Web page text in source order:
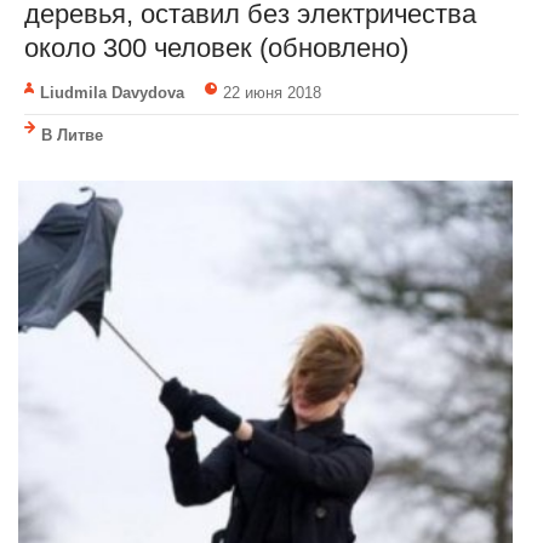
деревья, оставил без электричества
около 300 человек (обновлено)
Liudmila Davydova 22 июня 2018
В Литве